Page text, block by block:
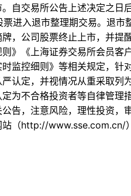
自交易所公告上述决定之日
进入退市整理期交易。退市
，公司股票终止上市，并提
》《上海证券交易所会员客
监控细则》等相关规定，针
认定，并视情况从重采取列
为不合格投资者等自律管理
告，注意风险，理性投资，
站（http://www.sse.com.cn/